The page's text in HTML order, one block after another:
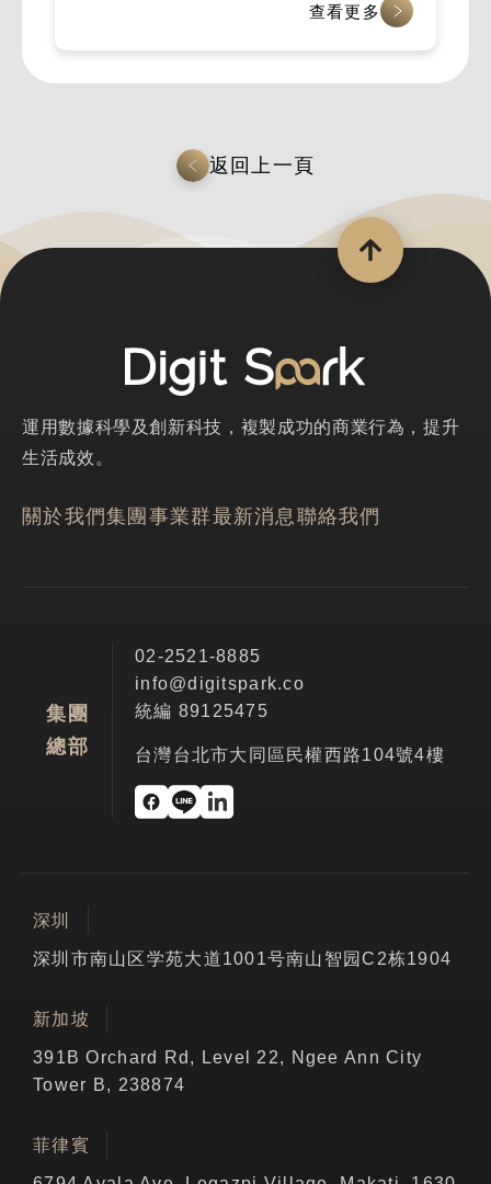
查看更多
返回上一頁
運用數據科學及創新科技，複製成功的商業行為，提升
生活成效。
關於我們集團事業群最新消息聯絡我們
集團
總部
02-2521-8885
info@digitspark.co
統編 89125475
台灣台北市大同區民權西路104號4樓
深圳
深圳市南山区学苑大道1001号南山智园C2栋1904
新加坡
391B Orchard Rd, Level 22, Ngee Ann City
Tower B, 238874
菲律賓